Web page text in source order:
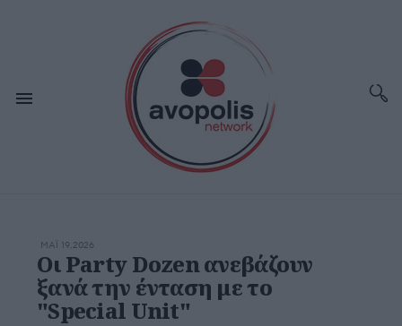
ΜΆΙ 19,2026
Οι Party Dozen ανεβάζουν
ξανά την ένταση με το
"Special Unit"